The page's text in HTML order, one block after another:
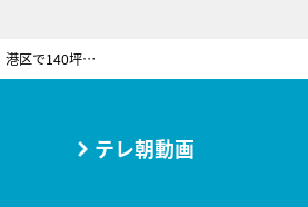
港区で140坪の大豪邸に住む一家！親子三世代で作るのは皇族にとっての“マストアイテム”
テレ朝動画